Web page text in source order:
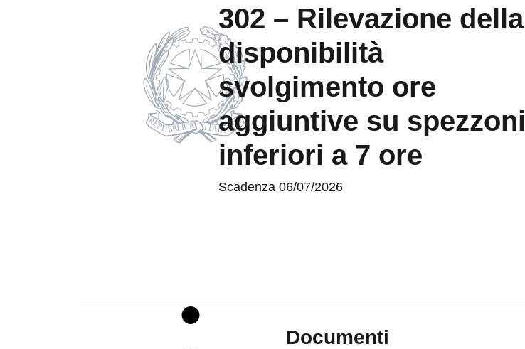
302 – Rilevazione della
disponibilità
svolgimento ore
aggiuntive su spezzoni
inferiori a 7 ore
Scadenza 06/07/2026
Documenti